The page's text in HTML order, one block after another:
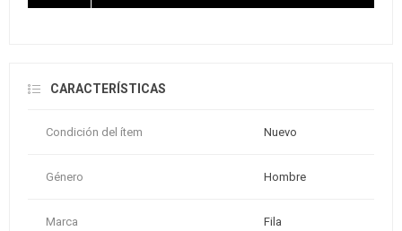
CARACTERÍSTICAS
Condición del ítem Nuevo
Género Hombre
Marca Fila